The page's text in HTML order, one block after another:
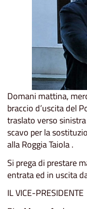
Domani mattina,
braccio d’uscita del
traslato verso
scavo per la
alla Roggia Taiola .
Si prega di prestare
entrata ed in uscita
IL VICE-PRESIDENTE